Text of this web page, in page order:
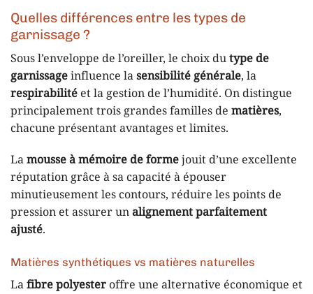
Quelles différences entre les types de
garnissage ?
Sous l’enveloppe de l’oreiller, le choix dutype de
garnissageinfluence lasensibilité générale, la
respirabilitéet la gestion de l’humidité. On distingue
principalement trois grandes familles de matières,
chacune présentant avantages et limites.
Lamousse à mémoire de formejouit d’une excellente
réputation grâce à sa capacité à épouser
minutieusement les contours, réduire les points de
pression et assurer unalignement parfaitement
ajusté.
Matières synthétiques vs matières naturelles
Lafibre polyesteroffre une alternative économique et